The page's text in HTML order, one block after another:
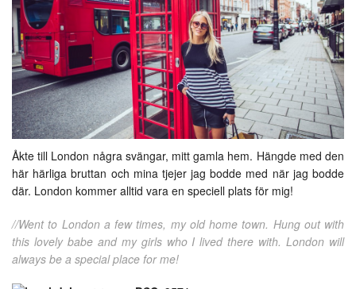
Åkte till London några svängar, mitt gamla hem. Hängde med den
här härliga bruttan och mina tjejer jag bodde med när jag bodde
där. London kommer alltid vara en speciell plats för mig!
//Went to London a few times, my old home town. Hung out with
this lovely babe and my girls who I lived there with. London will
always be a special place for me!